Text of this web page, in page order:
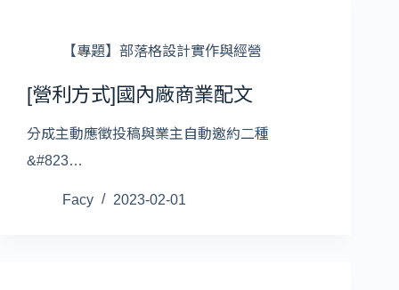
【專題】部落格設計實作與經營
[營利方式]國內廠商業配文
分成主動應徵投稿與業主自動邀約二種
&#823…
Facy 2023-02-01